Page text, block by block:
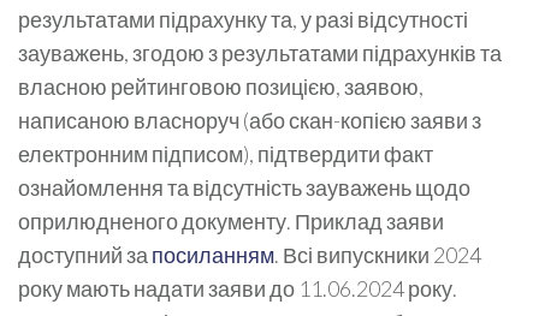
результатами підрахунку та, у разі відсутності
зауважень, згодою з результатами підрахунків та
власною рейтинговою позицією, заявою,
написаною власноруч (або скан-копією заяви з
електронним підписом), підтвердити факт
ознайомлення та відсутність зауважень щодо
оприлюдненого документу. Приклад заяви
доступний за посиланням. Всі випускники 2024
року мають надати заяви до 11.06.2024 року.